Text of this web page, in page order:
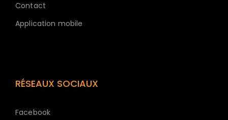
Contact
Application mobile
RÉSEAUX SOCIAUX
Facebook